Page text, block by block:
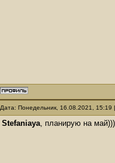
Дата: Понедельник, 16.08.2021,
Stefaniaya, планирую на